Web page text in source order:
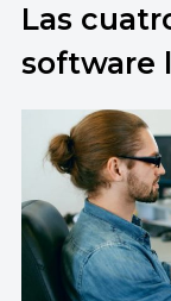
Las
software